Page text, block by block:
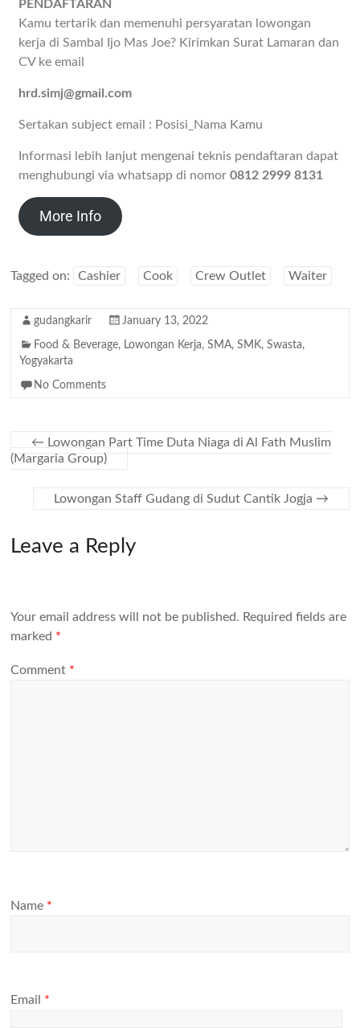
PENDAFTARAN
Kamu tertarik dan memenuhi persyaratan lowongan
kerja di Sambal Ijo Mas Joe? Kirimkan Surat Lamaran dan
CV ke email
hrd.simj@gmail.com
Sertakan subject email : Posisi_Nama Kamu
Informasi lebih lanjut mengenai teknis pendaftaran dapat
menghubungi via whatsapp di nomor0812 2999 8131
More Info
Tagged on: Cashier Cook Crew Outlet Waiter
gudangkarir January 13, 2022
Food & Beverage, Lowongan Kerja,SMA,SMK,Swasta,
Yogyakarta
No Comments
← Lowongan Part Time Duta Niaga di Al Fath Muslim
(Margaria Group)
Lowongan Staff Gudang di Sudut Cantik Jogja →
Leave a Reply
Your email address will not be published. Required fields are
marked *
Comment *
Name *
Email *